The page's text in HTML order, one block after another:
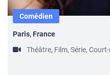
Comédien
Paris, France
Théâtre, Film, Série,